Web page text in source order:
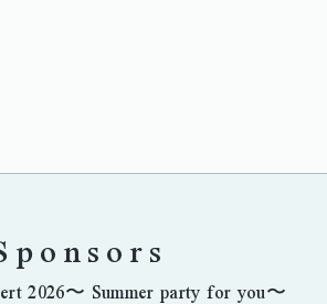
2026〜 Summer party for you〜